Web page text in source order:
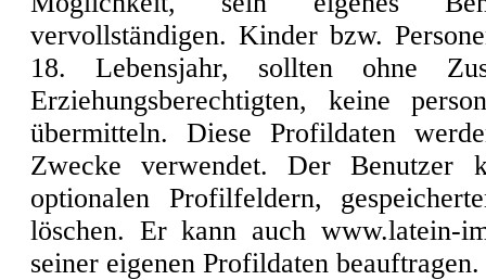
vervollständigen. Kinder bzw.
18. Lebensjahr, sollten ohne
Erziehungsberechtigten, keine
übermitteln. Diese Profildaten
Zwecke verwendet. Der Benutzer
optionalen Profilfeldern,
löschen. Er kann auch www.latein-
seiner eigenen Profildaten beauftragen.